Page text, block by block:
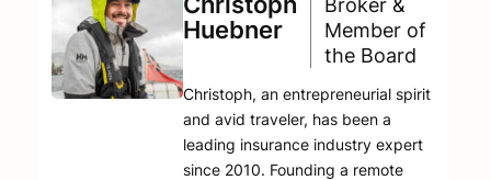
Huebner
Broker &
Member of
the Board
Christoph, an entrepreneurial spirit
and avid traveler, has been a
leading insurance industry expert
since 2010. Founding a remote